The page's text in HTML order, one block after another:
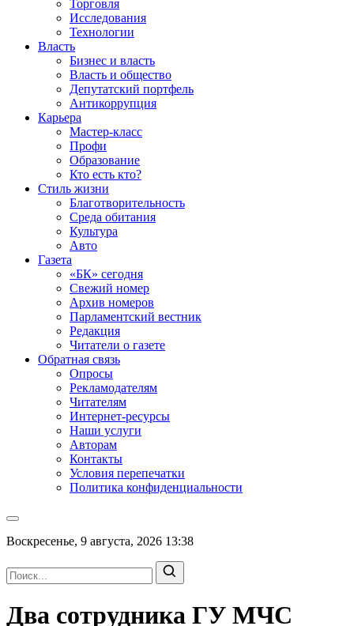
Торговля
Исследования
Технологии
Власть
Бизнес и власть
Власть и общество
Депутатский портфель
Антикоррупция
Карьера
Мастер-класс
Профи
Образование
Кто есть кто?
Стиль жизни
Благотворительность
Среда обитания
Культура
Авто
Газета
«БК» сегодня
Свежий номер
Архив номеров
Парламентский вестник
Редакция
Читатели о газете
Обратная связь
Опросы
Рекламодателям
Читателям
Интернет-ресурсы
Наши услуги
Авторам
Контакты
Условия перепечатки
Политика конфиденциальности
Воскресенье, 9 августа, 2026 13:38
Два сотрудника ГУ МЧС